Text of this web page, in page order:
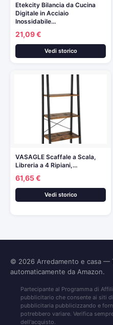
Etekcity Bilancia da Cucina
Digitale in Acciaio
Inossidabile…
21,09 €
Vedi storico
VASAGLE Scaffale a Scala,
Libreria a 4 Ripiani,…
61,65 €
Vedi storico
© 2026 Arredamento e casa —
automaticamente da Amazon.
Partecipante al Programma di
pubblicitario che consente ai siti
pubblicitaria pubblicizzando e
potrebbero variare. Verifica
dell'acquisto.